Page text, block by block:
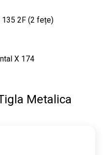
135 2F (2 fețe)
X 174
Metalica